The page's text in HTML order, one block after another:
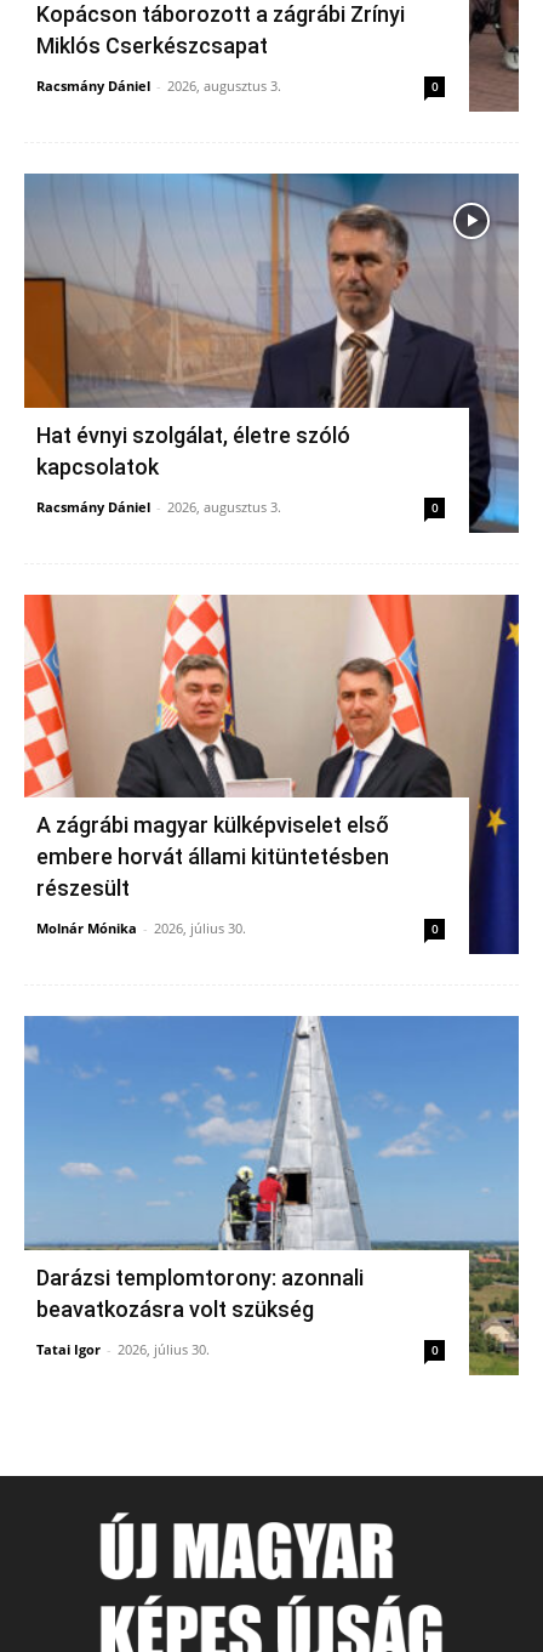
Kopácson táborozott a zágrábi Zrínyi
Miklós Cserkészcsapat
Racsmány Dániel - 2026, augusztus 3. 0
Hat évnyi szolgálat, életre szóló
kapcsolatok
Racsmány Dániel - 2026, augusztus 3. 0
A zágrábi magyar külképviselet első
embere horvát állami kitüntetésben
részesült
Molnár Mónika - 2026, július 30. 0
Darázsi templomtorony: azonnali
beavatkozásra volt szükség
Tatai Igor - 2026, július 30. 0